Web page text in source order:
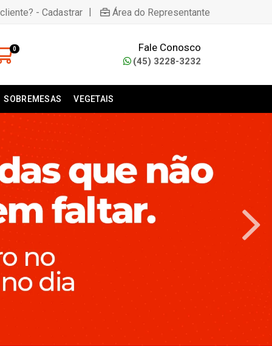
- Cadastrar | Área do Representante
0 Fale Conosco
(45) 3228-3232
SOBREMESAS VEGETAIS